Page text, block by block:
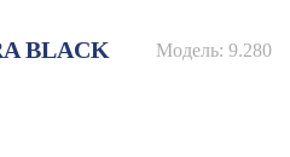
Модель: 9.280
BLACK